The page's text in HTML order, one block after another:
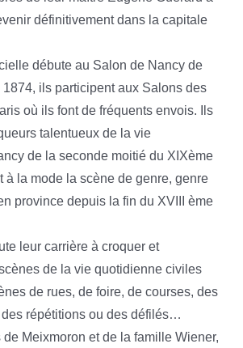
définitivement dans la capitale
débute au Salon de Nancy de
1874, ils participent aux Salons des
où ils font de fréquents envois. Ils
talentueux de la vie
de la seconde moitié du XIXème
à la mode la scène de genre, genre
province depuis la fin du XVIII ème
leur carrière à croquer et
de la vie quotidienne civiles
de rues, de foire, de courses, des
répétitions ou des défilés…
Meixmoron et de la famille Wiener,